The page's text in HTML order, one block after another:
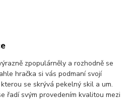
zpopulárněly a rozhodně se
hračka si vás podmaní svojí
se skrývá pekelný skil a um.
řadí svým provedením kvalitou mezi